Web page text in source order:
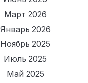
Март 2026
Январь 2026
Ноябрь 2025
Июль 2025
Май 2025